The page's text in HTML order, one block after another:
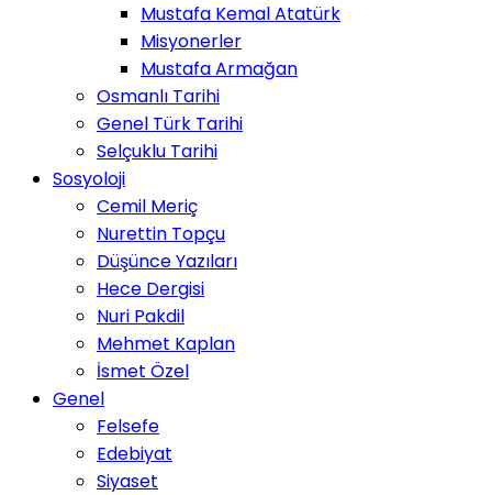
Mustafa Kemal Atatürk
Misyonerler
Mustafa Armağan
Osmanlı Tarihi
Genel Türk Tarihi
Selçuklu Tarihi
Sosyoloji
Cemil Meriç
Nurettin Topçu
Düşünce Yazıları
Hece Dergisi
Nuri Pakdil
Mehmet Kaplan
İsmet Özel
Genel
Felsefe
Edebiyat
Siyaset